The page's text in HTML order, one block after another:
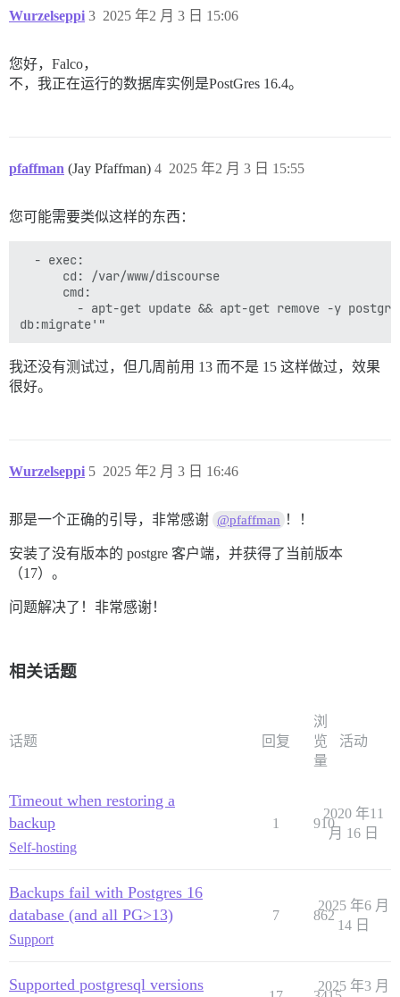
Wurzelseppi 2025 年2 月 3 日 15:06
3
您好，Falco，
不，我正在运行的数据库实例是PostGres 16.4。
pfaffman (Jay Pfaffman) 2025 年2 月 3 日 15:55
4
您可能需要类似这样的东西：
  - exec:
      cd: /var/www/discourse
      cmd:
- apt-get update && apt-get remove -y
我还没有测试过，但几周前用 13 而不是 15 这样做过，效果
很好。
Wurzelseppi 2025 年2 月 3 日 16:46
5
那是一个正确的引导，非常感谢 @pfaffman ！！
安装了没有版本的 postgre 客户端，并获得了当前版本
（17）。
问题解决了！非常感谢！
相关话题
话题 回复
浏
览
量
活动
Timeout when restoring a
backup
Self-hosting
1 910
2020 年11
月 16 日
Backups fail with Postgres 16
database (and all PG>13)
Support
7 862
2025 年6 月
14 日
Supported postgresql versions 2025 年3 月